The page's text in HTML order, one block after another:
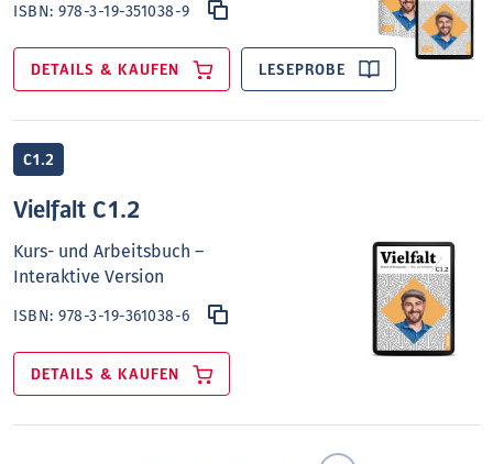
ISBN:978-3-19-351038-9
DETAILS & KAUFEN LESEPROBE
C1.2
Vielfalt C1.2
Kurs- und Arbeitsbuch –
Interaktive Version
ISBN:978-3-19-361038-6
DETAILS & KAUFEN